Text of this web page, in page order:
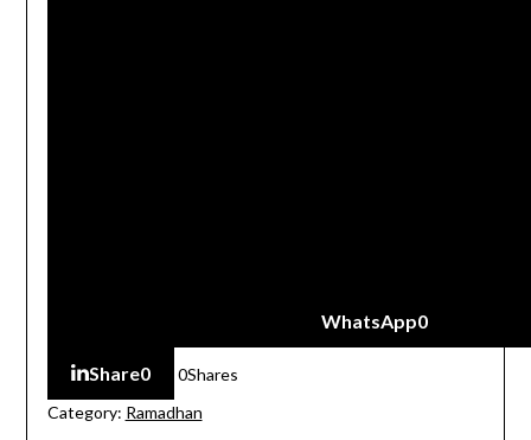
WhatsApp0
Share0 0Shares
Category: Ramadhan